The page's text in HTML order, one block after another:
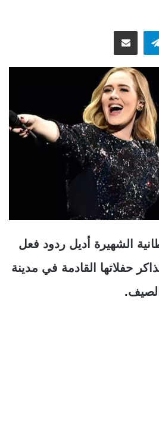
تيلقراممشاركة عبر البريد
الشهيرة أديل ردود فعل
حفلاتها القادمة في مدينة
الصيف.